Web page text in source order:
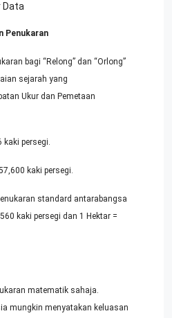
Data
Penukaran
bagi “Relong” dan “Orlong”
sejarah yang
Ukur dan Pemetaan
kaki persegi.
kaki persegi.
standard antarabangsa
kaki persegi dan 1 Hektar =
matematik sahaja.
mungkin menyatakan keluasan